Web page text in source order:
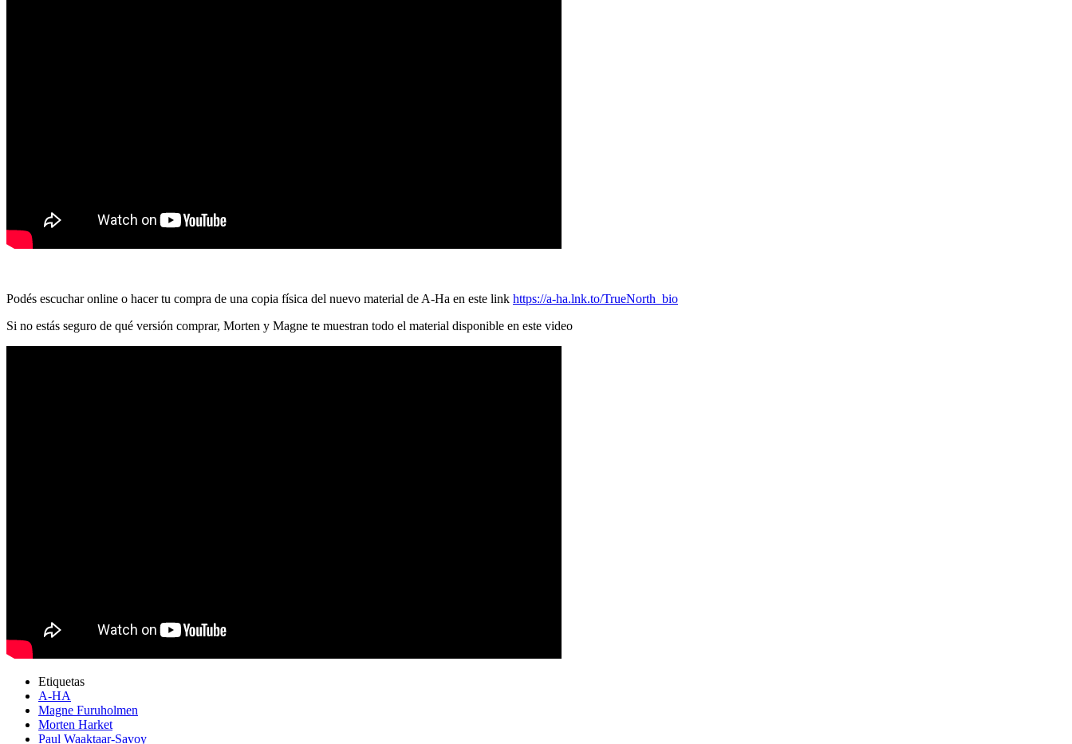
Podés escuchar online o hacer tu compra de una copia física del nuevo material de A-Ha en este link https://a-ha.lnk.to/TrueNorth_bio
Si no estás seguro de qué versión comprar, Morten y Magne te muestran todo el material disponible en este video
Etiquetas
A-HA
Magne Furuholmen
Morten Harket
Paul Waaktaar-Savoy